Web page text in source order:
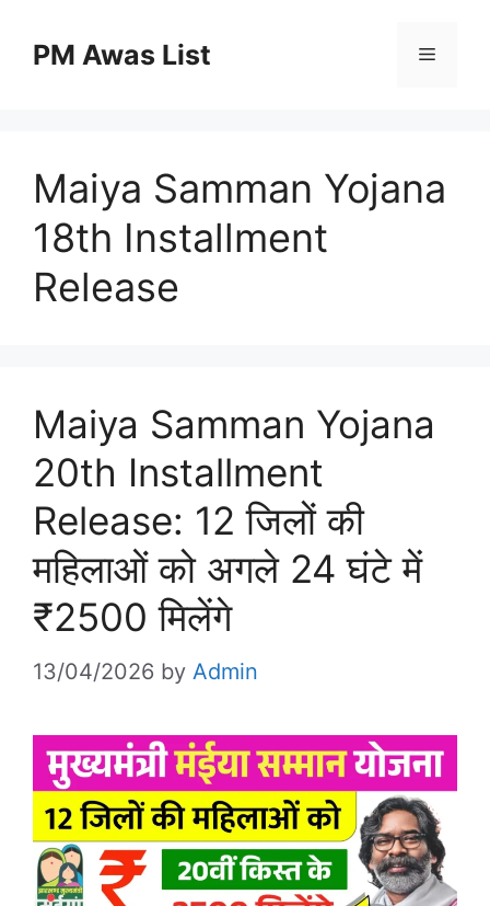
PM Awas List Menu
Maiya Samman Yojana
18th Installment
Release
Maiya Samman Yojana
20th Installment
Release: 12 जिलों की
महिलाओं को अगले 24 घंटे में
₹2500 मिलेंगे
13/04/2026 by Admin